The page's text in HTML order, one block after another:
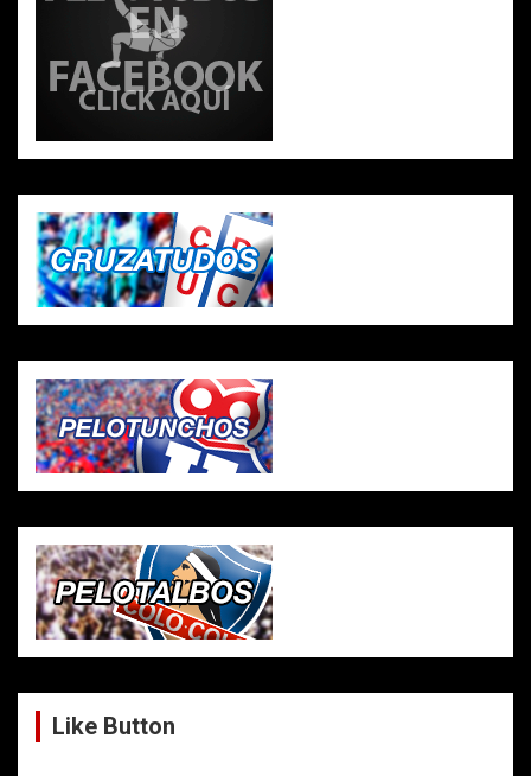
Like Button